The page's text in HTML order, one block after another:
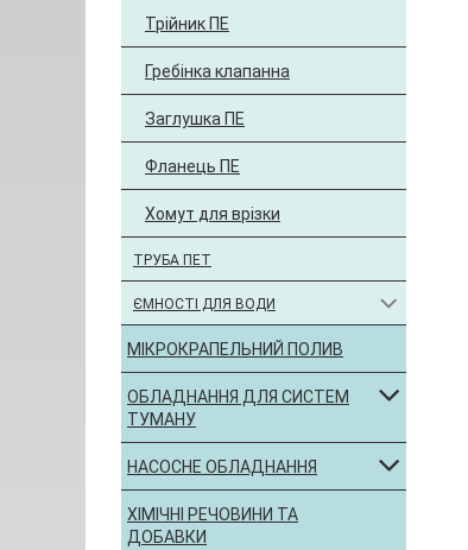
Трійник ПЕ
Гребінка клапанна
Заглушка ПЕ
Фланець ПЕ
Хомут для врізки
ТРУБА ПЕТ
ЄМНОСТІ ДЛЯ ВОДИ
МІКРОКРАПЕЛЬНИЙ ПОЛИВ
ОБЛАДНАННЯ ДЛЯ СИСТЕМ
ТУМАНУ
НАСОСНЕ ОБЛАДНАННЯ
ХІМІЧНІ РЕЧОВИНИ ТА
ДОБАВКИ